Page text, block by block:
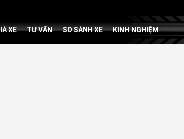
XE TƯ VẤN SO SÁNH XE KINH NGHIỆM